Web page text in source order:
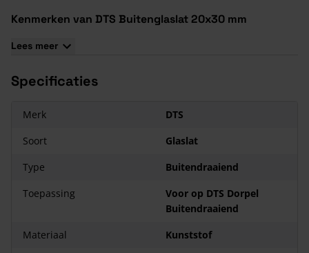
Kenmerken van DTS Buitenglaslat 20x30 mm
Lees meer
Specificaties
Merk
DTS
Soort
Glaslat
Type
Buitendraaiend
Toepassing
Voor op DTS Dorpel
Buitendraaiend
Materiaal
Kunststof